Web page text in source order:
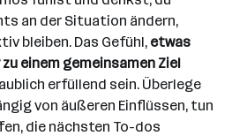
an der Situation ändern,
bleiben. Das Gefühl, etwas
einem gemeinsamen Ziel
erfüllend sein. Überlege
von äußeren Einflüssen, tun
die nächsten To-dos